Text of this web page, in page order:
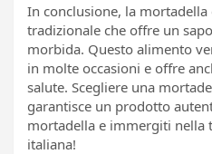
In conclusione, la
tradizionale che offre un
morbida. Questo alimento
in molte occasioni e offre
salute. Scegliere una
garantisce un prodotto
mortadella e immergiti nella
italiana!